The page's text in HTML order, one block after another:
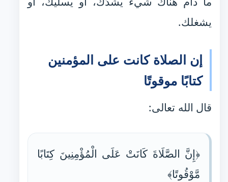
يشغلك.
إن الصلاة كانت على المؤمنين
كتابًا موقوتًا
قال الله تعالى:
﴿إِنَّ الصَّلَاةَ كَانَتْ عَلَى الْمُؤْمِنِينَ كِتَابًا
مَّوْقُوتًا﴾